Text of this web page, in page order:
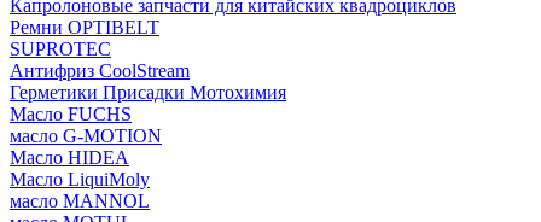
Капролоновые запчасти для китайских квадроциклов
Ремни OPTIBELT
SUPROTEC
Антифриз CoolStream
Герметики Присадки Мотохимия
Масло FUCHS
масло G-MOTION
Масло HIDEA
Масло LiquiMoly
масло MANNOL